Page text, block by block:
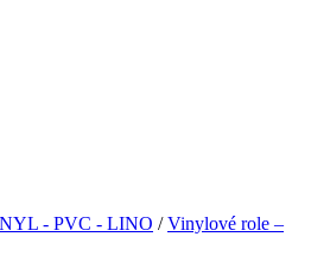
- PVC - LINO /Vinylové role –